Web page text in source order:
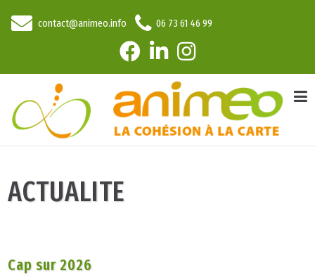
contact@animeo.info 06 73 61 46 99
ACTUALITE
Cap sur 2026